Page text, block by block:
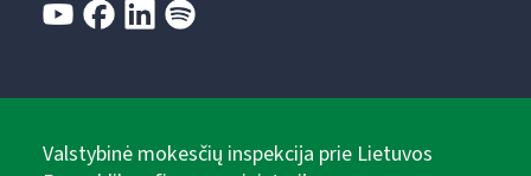
Valstybinė mokesčių inspekcija prie Lietuvos